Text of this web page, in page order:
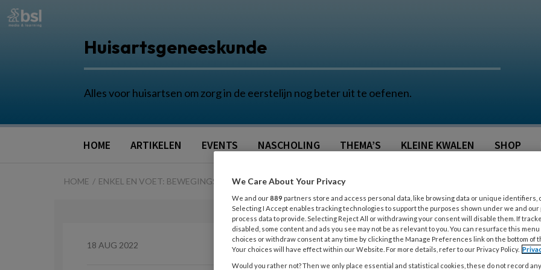
Huisartsgeneeskunde
Alles voor huisartsen om zorg in de eerstelijn nog beter uit te oefenen.
HOME ARTIKELEN EVENTS NASCHOLING THEMA’S KLEINE KWALEN SHOP
HOME ENKEL EN VOET: BEWEGINGSONDERZOEK
18 AUG 2022 Reacties 0 Delen
We Care About Your Privacy
We and our889 partners store and access personal data, like browsing data or unique identifiers,
Selecting I Accept enables tracking technologies to support the purposes shown under we and
process data to provide. Selecting Reject All or withdrawing your consent will disable them. If
disabled, some content and ads you see may not be as relevant to you. You can resurface this
choices or withdraw consent at any time by clicking the Manage Preferences link on the bottom of
Your choices will have effect within our Website. For more details, refer to our Privacy Policy.
Would you rather not? Then we only place essential and statistical cookies, these do not record